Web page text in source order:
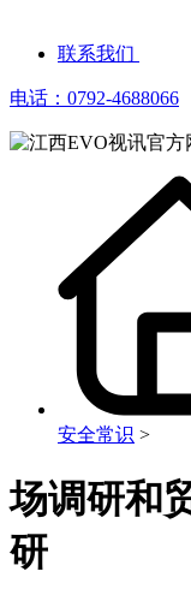
联系我们
电话：0792-4688066
安全常识 >
场调研和
研